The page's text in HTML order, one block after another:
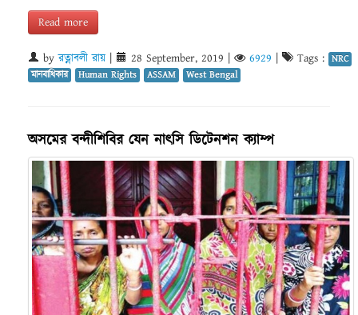
Read more
byরত্নাবলী রায় 28 September, 2019 6929 Tags : NRC
মানবাধিকার
Human Rights ASSAM West Bengal
অসমের বন্দীশিবির যেন নাৎসি ডিটেনশন ক্যাম্প